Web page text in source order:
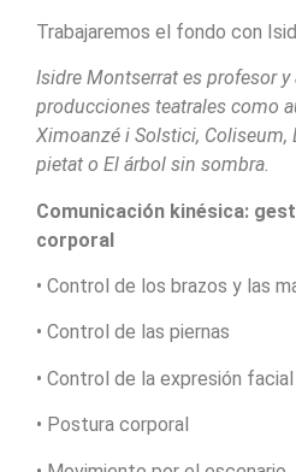
Trabajaremos el fondo con
Isidre Montserrat es profesor
producciones teatrales como
Ximoanzé i Solstici, Coliseum,
pietat o El árbol sin sombra.
Comunicación kinésica:
corporal
• Control de los brazos y las
• Control de las piernas
• Control de la expresión
• Postura corporal